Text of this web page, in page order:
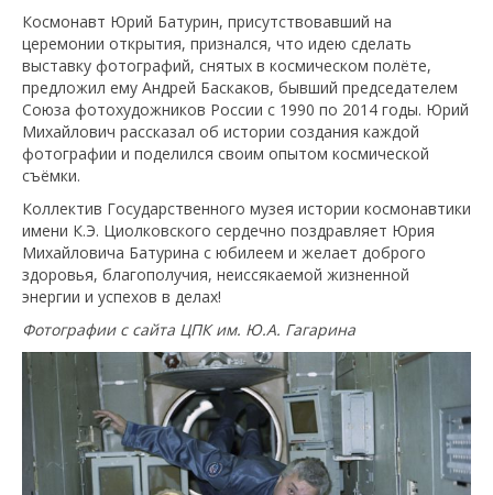
Космонавт Юрий Батурин, присутствовавший на
церемонии открытия, признался, что идею сделать
выставку фотографий, снятых в космическом полёте,
предложил ему Андрей Баскаков, бывший председателем
Союза фотохудожников России с 1990 по 2014 годы. Юрий
Михайлович рассказал об истории создания каждой
фотографии и поделился своим опытом космической
съёмки.
Коллектив Государственного музея истории космонавтики
имени К.Э. Циолковского сердечно поздравляет Юрия
Михайловича Батурина с юбилеем и желает доброго
здоровья, благополучия, неиссякаемой жизненной
энергии и успехов в делах!
Фотографии с сайта ЦПК им. Ю.А. Гагарина